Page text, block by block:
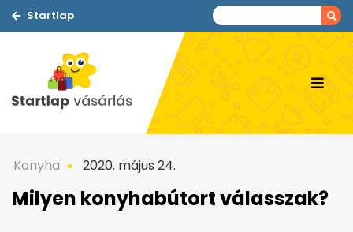
Startlap
Konyha 2020. május 24.
Milyen konyhabútort válasszak?